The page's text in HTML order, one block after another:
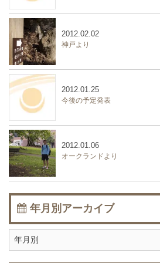
神戸より
2012.02.02
今後の予定発表
2012.01.25
オークランドより
2012.01.06
年月別アーカイブ